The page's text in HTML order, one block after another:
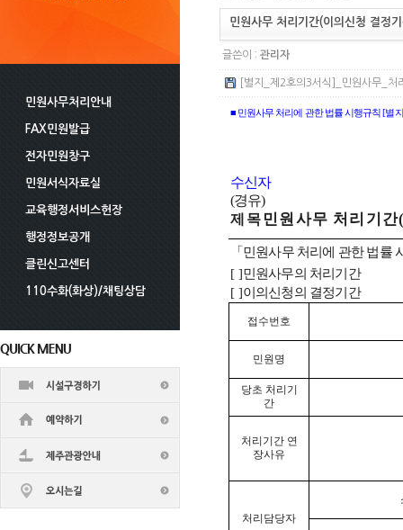
민원사무처리안내
FAX민원발급
전자민원창구
민원서식자료실
교육행정서비스헌장
행정정보공개
클린신고센터
110수화(화상)/채팅상담
민원사무 처리기간(이의신청 결정
글쓴이 : 관리자
[별지_제2호의3서식]_민원사무_
■ 민원사무 처리에 관한 법률 시행규칙 [별
수신자
(경유)
제 목 민원사무 처리기간
「 민원사무 처리에 관한 법률
[ ]민원사무의 처리기간
[ ]이의신청의 결정기간
접수번호
민원명
당초 처리기
간
처리기간 연
장사유
처리담당자